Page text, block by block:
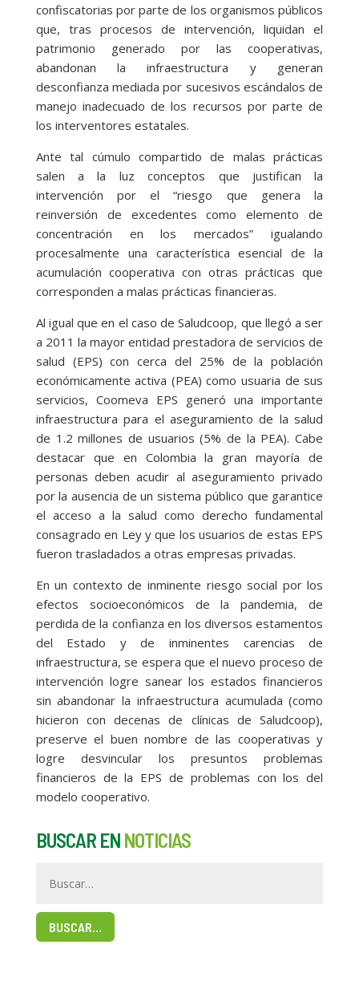
confiscatorias por parte de los organismos públicos
que, tras procesos de intervención, liquidan el
patrimonio generado por las cooperativas,
abandonan la infraestructura y generan
desconfianza mediada por sucesivos escándalos de
manejo inadecuado de los recursos por parte de
los interventores estatales.
Ante tal cúmulo compartido de malas prácticas
salen a la luz conceptos que justifican la
intervención por el “riesgo que genera la
reinversión de excedentes como elemento de
concentración en los mercados” igualando
procesalmente una característica esencial de la
acumulación cooperativa con otras prácticas que
corresponden a malas prácticas financieras.
Al igual que en el caso de Saludcoop, que llegó a ser
a 2011 la mayor entidad prestadora de servicios de
salud (EPS) con cerca del 25% de la población
económicamente activa (PEA) como usuaria de sus
servicios, Coomeva EPS generó una importante
infraestructura para el aseguramiento de la salud
de 1.2 millones de usuarios (5% de la PEA). Cabe
destacar que en Colombia la gran mayoría de
personas deben acudir al aseguramiento privado
por la ausencia de un sistema público que garantice
el acceso a la salud como derecho fundamental
consagrado en Ley y que los usuarios de estas EPS
fueron trasladados a otras empresas privadas.
En un contexto de inminente riesgo social por los
efectos socioeconómicos de la pandemia, de
perdida de la confianza en los diversos estamentos
del Estado y de inminentes carencias de
infraestructura, se espera que el nuevo proceso de
intervención logre sanear los estados financieros
sin abandonar la infraestructura acumulada (como
hicieron con decenas de clínicas de Saludcoop),
preserve el buen nombre de las cooperativas y
logre desvincular los presuntos problemas
financieros de la EPS de problemas con los del
modelo cooperativo.
BUSCAR EN NOTICIAS
BUSCAR…